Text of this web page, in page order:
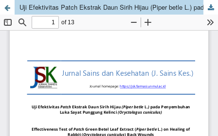
Uji Efektivitas Patch Ekstrak Daun Sirih Hijau (Piper betle L.) pada Penyembuhan Luka Sayat Punggung Kelinci (Oryctolagus cuniculus)